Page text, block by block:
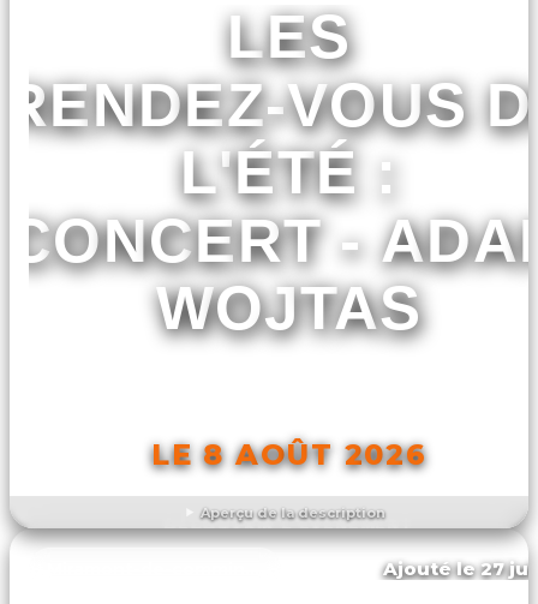
Aperçu de la description
LES
RENDEZ-VOUS
L'ÉTÉ :
CONCERT -
WOJTAS
LE 8 AOÛT 2026
DÉCOUVRIR L'ÉVÉNEMENT
Ajouté le 27